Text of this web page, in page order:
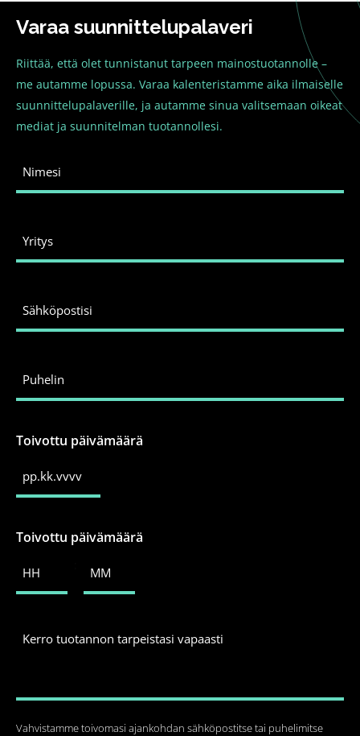
Varaa suunnittelupalaveri
Riittää, että olet tunnistanut tarpeen mainostuotannolle –
me autamme lopussa. Varaa kalenteristamme aika ilmaiselle
suunnittelupalaverille, ja autamme sinua valitsemaan oikeat
mediat ja suunnitelman tuotannollesi.
Sähköpostisi
Puhelin
Toivottu päivämäärä
Toivottu päivämäärä
Kerro
vapaasti
Vahvistamme toivomasi ajankohdan sähköpostitse tai puhelimitse